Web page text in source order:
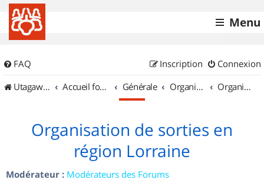
Menu
FAQ Connexion
Inscription
UtagawaVTT (Randos VTT et VTTAE avec traces GPS)
Accueil forum Générale Organisation de sorties & Recherche de partenaires Organisation de sorties en région Lorraine
Organisation de sorties en
région Lorraine
Modérateur : Modérateurs des Forums